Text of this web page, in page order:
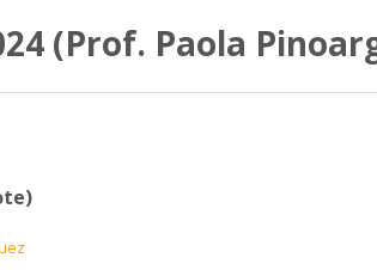
(Prof. Paola